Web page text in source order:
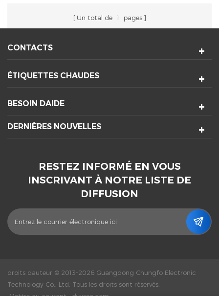
Un total de 1 pages
CONTACTS
ÉTIQUETTES CHAUDES
BESOIN DAIDE
DERNIÈRES NOUVELLES
RESTEZ INFORMÉ EN VOUS
INSCRIVANT À NOTRE LISTE DE
DIFFUSION
droits dauteur © 2013-2026 Guangdong Chungfo Electronic
Technology Co., Ltd. Tous les droits sont réservés.